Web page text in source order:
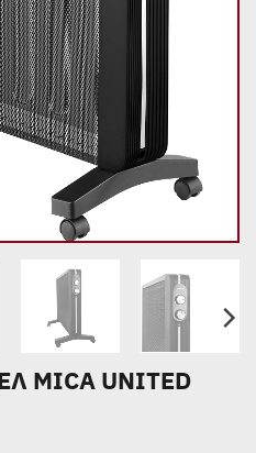
MICA UNITED